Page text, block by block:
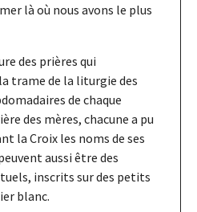
là où nous avons le plus
des prières qui
trame de la liturgie des
de chaque
des mères, chacune a pu
la Croix les noms de ses
aussi être des
inscrits sur des petits
blanc.